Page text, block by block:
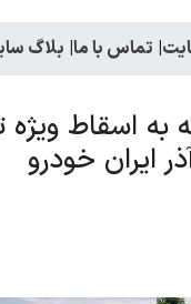
ما| بلاگ سایت
ویژه تعهدات